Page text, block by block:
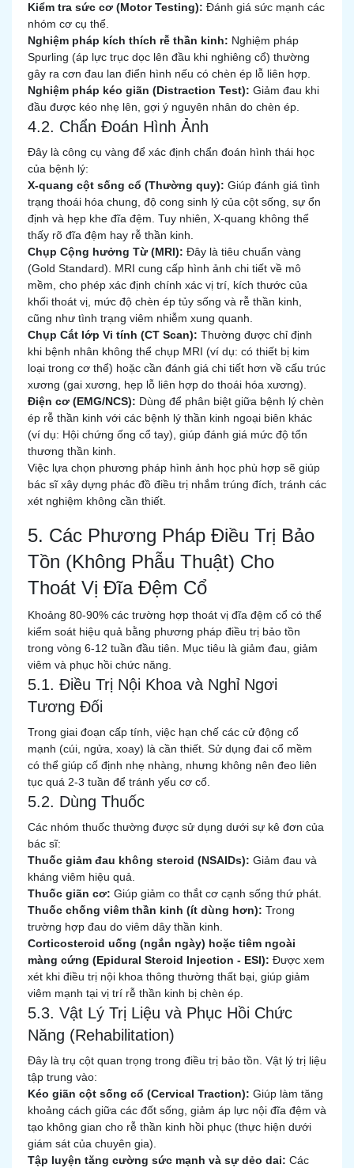
Kiểm tra sức cơ (Motor Testing): Đánh giá sức mạnh các
nhóm cơ cụ thể.
Nghiệm pháp kích thích rễ thần kinh: Nghiệm pháp
Spurling (áp lực trục dọc lên đầu khi nghiêng cổ) thường
gây ra cơn đau lan điển hình nếu có chèn ép lỗ liên hợp.
Nghiệm pháp kéo giãn (Distraction Test): Giảm đau khi
đầu được kéo nhẹ lên, gợi ý nguyên nhân do chèn ép.
4.2. Chẩn Đoán Hình Ảnh
Đây là công cụ vàng để xác định chẩn đoán hình thái học
của bệnh lý:
X-quang cột sống cổ (Thường quy): Giúp đánh giá tình
trạng thoái hóa chung, độ cong sinh lý của cột sống, sự ổn
định và hẹp khe đĩa đệm. Tuy nhiên, X-quang không thể
thấy rõ đĩa đệm hay rễ thần kinh.
Chụp Cộng hưởng Từ (MRI): Đây là tiêu chuẩn vàng
(Gold Standard). MRI cung cấp hình ảnh chi tiết về mô
mềm, cho phép xác định chính xác vị trí, kích thước của
khối thoát vị, mức độ chèn ép tủy sống và rễ thần kinh,
cũng như tình trạng viêm nhiễm xung quanh.
Chụp Cắt lớp Vi tính (CT Scan): Thường được chỉ định
khi bệnh nhân không thể chụp MRI (ví dụ: có thiết bị kim
loại trong cơ thể) hoặc cần đánh giá chi tiết hơn về cấu trúc
xương (gai xương, hẹp lỗ liên hợp do thoái hóa xương).
Điện cơ (EMG/NCS): Dùng để phân biệt giữa bệnh lý chèn
ép rễ thần kinh với các bệnh lý thần kinh ngoại biên khác
(ví dụ: Hội chứng ống cổ tay), giúp đánh giá mức độ tổn
thương thần kinh.
Việc lựa chọn phương pháp hình ảnh học phù hợp sẽ giúp
bác sĩ xây dựng phác đồ điều trị nhắm trúng đích, tránh các
xét nghiệm không cần thiết.
5. Các Phương Pháp Điều Trị Bảo
Tồn (Không Phẫu Thuật) Cho
Thoát Vị Đĩa Đệm Cổ
Khoảng 80-90% các trường hợp thoát vị đĩa đệm cổ có thể
kiểm soát hiệu quả bằng phương pháp điều trị bảo tồn
trong vòng 6-12 tuần đầu tiên. Mục tiêu là giảm đau, giảm
viêm và phục hồi chức năng.
5.1. Điều Trị Nội Khoa và Nghỉ Ngơi
Tương Đối
Trong giai đoạn cấp tính, việc hạn chế các cử động cổ
mạnh (cúi, ngửa, xoay) là cần thiết. Sử dụng đai cổ mềm
có thể giúp cố định nhẹ nhàng, nhưng không nên đeo liên
tục quá 2-3 tuần để tránh yếu cơ cổ.
5.2. Dùng Thuốc
Các nhóm thuốc thường được sử dụng dưới sự kê đơn của
bác sĩ:
Thuốc giảm đau không steroid (NSAIDs): Giảm đau và
kháng viêm hiệu quả.
Thuốc giãn cơ: Giúp giảm co thắt cơ cạnh sống thứ phát.
Thuốc chống viêm thần kinh (ít dùng hơn): Trong
trường hợp đau do viêm dây thần kinh.
Corticosteroid uống (ngắn ngày) hoặc tiêm ngoài
màng cứng (Epidural Steroid Injection - ESI): Được xem
xét khi điều trị nội khoa thông thường thất bại, giúp giảm
viêm mạnh tại vị trí rễ thần kinh bị chèn ép.
5.3. Vật Lý Trị Liệu và Phục Hồi Chức
Năng (Rehabilitation)
Đây là trụ cột quan trọng trong điều trị bảo tồn. Vật lý trị liệu
tập trung vào:
Kéo giãn cột sống cổ (Cervical Traction): Giúp làm tăng
khoảng cách giữa các đốt sống, giảm áp lực nội đĩa đệm và
tạo không gian cho rễ thần kinh hồi phục (thực hiện dưới
giám sát của chuyên gia).
Tập luyện tăng cường sức mạnh và sự dẻo dai: Các